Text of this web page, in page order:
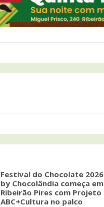
Festival do Chocolate 2026
by Chocolândia começa em
Ribeirão Pires com Projeto
ABC+Cultura no palco